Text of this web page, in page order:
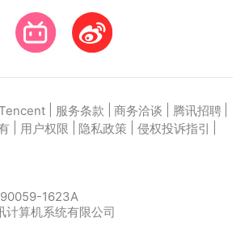
服务条款 商务洽谈 腾讯招聘
用户权限 隐私政策 侵权投诉指引
1623A
计算机系统有限公司